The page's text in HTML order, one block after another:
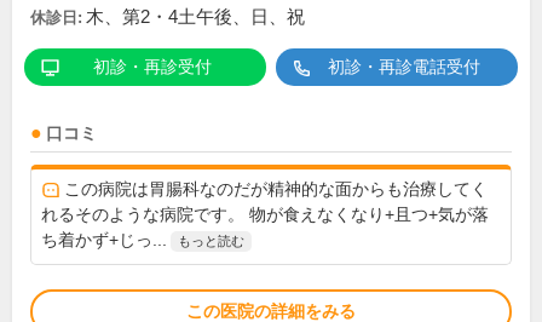
休診日: 木、第2・4土午後、日、祝
初診・再診受付 初診・再診電話受付
口コミ
この病院は胃腸科なのだが精神的な面からも治療してく
れるそのような病院です。 物が食えなくなり+且つ+気が落
ち着かず+じっ...
もっと読む
この医院の詳細をみる